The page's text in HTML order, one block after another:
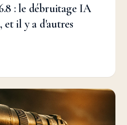
: le débruitage IA
et il y a d'autres